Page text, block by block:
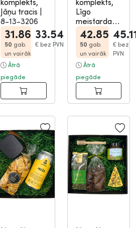
komplekts,
Jāņu tracis
8-13-3206
31.86
50 gab.
un vairāk
33.54
€ bez PVN
Ātrā
piegāde
komplekts,
Līgo
meistardarb
s | 8-13-
3210
42.85
50 gab.
un vairāk
€ bez
PVN
Ātrā
piegāde